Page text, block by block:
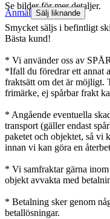
Se bilder för mer detaljer.
Smycket säljs i befintligt
Bästa kund!
* Vi använder oss av
*Ifall du föredrar ett annat
fraktsätt om det är möjligt.
frimärke, ej spårbar frakt
* Angående eventuella
transport (gäller endast
paketet och objektet, så vi
innan vi kan göra en
* Vi samfraktar gärna
objekt avvakta med
* Betalning sker genom
betallösningar.
Anmäl Sälj liknande